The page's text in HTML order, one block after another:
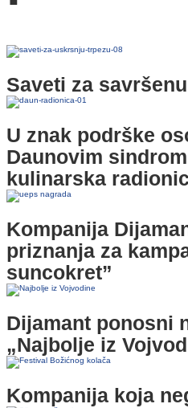
Saveti za
U znak podrške
Daunovim
kulinarska
Kompanija
priznanja za
suncokret”
Dijamant ponosni
„Najbolje iz
Kompanija koja